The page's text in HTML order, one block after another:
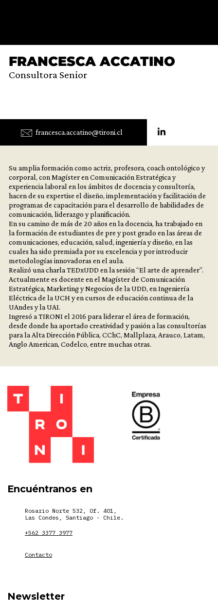
FRANCESCA ACCATINO
Consultora Senior
francesca.accatino@tironi.cl
Su amplia formación como actriz, profesora, coach ontológico y
corporal, con Magíster en Comunicación Estratégica y
experiencia laboral en los ámbitos de docencia y consultoría,
hacen de su expertise el diseño, implementación y facilitación de
programas de capacitación para el desarrollo de habilidades de
comunicación, liderazgo y planificación.
En su camino de más de 20 años en la docencia, ha trabajado en
la formación de estudiantes de pre y post grado en las áreas de
comunicaciones, educación, salud, ingeniería y diseño, en las
cuales ha sido premiada por su excelencia y por introducir
metodologías innovadoras en el aula.
Realizó una charla TEDxUDD en la sesión “El arte de aprender”.
Actualmente es docente en el Magíster de Comunicación
Estratégica, Marketing y Negocios de la UDD, en Ingeniería
Eléctrica de la UCH y en cursos de educación continua de la
UAndes y la UAI.
Ingresó a TIRONI el 2016 para liderar el área de formación,
desde donde ha aportado creatividad y pasión a las consultorías
para la Alta Dirección Pública, CChC, Mallplaza, Arauco, Latam,
Anglo American, Codelco, entre muchas otras.
Encuéntranos en
Rosario Norte 532, Of. 401,
Las Condes, Santiago - Chile.
+562 3377 3977
Contacto
Newsletter